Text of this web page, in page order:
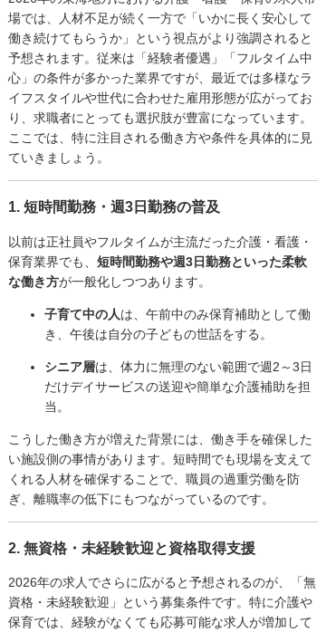
場では、人材不足が続く一方で「いかに長く安心して
働き続けてもらうか」という視点がより強調されると
予想されます。従来は「経験者優遇」「フルタイム中
心」の条件が多かった業界ですが、最近では多様なラ
イフスタイルや世代に合わせた雇用形態が広がってお
り、求職者にとっても選択肢が豊富になっています。
ここでは、特に注目される働き方や条件を具体的に見
ていきましょう。
1. 短時間勤務・週3日勤務の普及
以前は正社員やフルタイムが主流だった介護・看護・
保育業界でも、 短時間勤務や週3日勤務といった柔軟
な働き方が一般化しつつあります。
子育て中の人は、午前中のみ保育補助として働
き、午後は自分の子どもの世話をする。
シニア層は、体力に無理のない範囲で週2～3日
だけデイサービスの送迎や簡単な介護補助を担
当。
こうした働き方が増えた背景には、働き手を確保した
い施設側の事情があります。短時間でも現場を支えて
くれる人材を確保することで、職員の過重労働を防
ぎ、離職率の低下にもつながっているのです。
2. 無資格・未経験歓迎と資格取得支援
2026年の求人でさらに広がると予想されるのが、「無
資格・未経験歓迎」という募集条件です。特に介護や
保育では、経験がなくても応募可能な求人が増加して